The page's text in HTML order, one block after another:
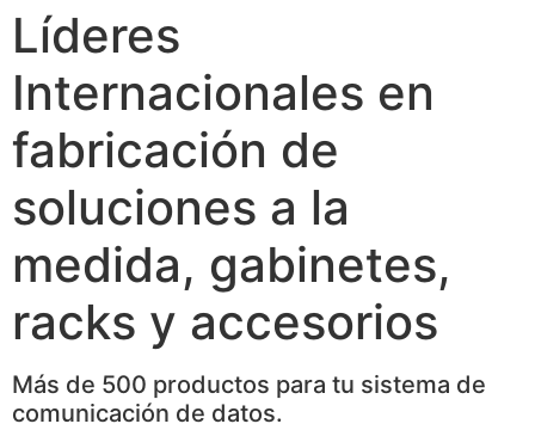
Líderes
Internacionales en
fabricación de
soluciones a la
medida, gabinetes,
racks y accesorios
Más de 500 productos para tu sistema de
comunicación de datos.